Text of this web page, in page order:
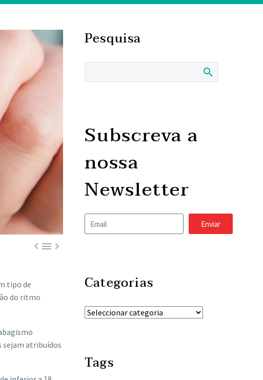

tipo de
do ritmo
sejam atribuídos
Pesquisa
Subscreva a
nossa
Newsletter
Enviar
Categorias
Tags